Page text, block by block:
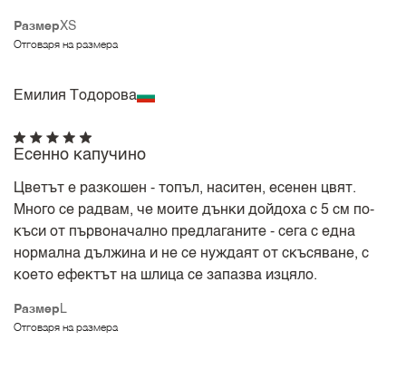
РазмерXS
Отговаря на размера
Емилия Тодорова
Размер L
Отговаря на размера
Есенно капучино
Цветът е разкошен - топъл, наситен, есенен цвят.
Много се радвам, че моите дънки дойдоха с 5 см по-
къси от първоначално предлаганите - сега с една
нормална дължина и не се нуждаят от скъсяване, с
което ефектът на шлица се запазва изцяло.